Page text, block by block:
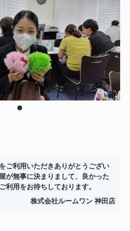
ご利用いただきありがとうござい
が無事に決まりまして、良かった
利用をお待ちしております。
株式会社ルームワン 神田店